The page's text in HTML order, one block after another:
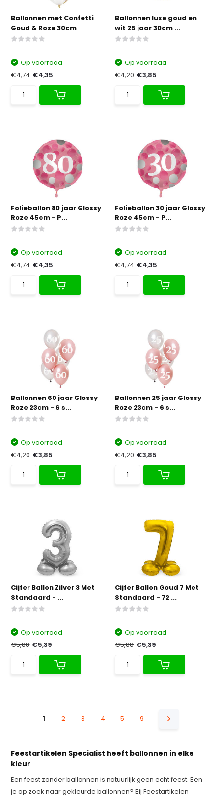
Ballonnen met Confetti
Goud & Roze 30cm
Op voorraad
€4,74 €4,35
Ballonnen luxe goud en
wit 25 jaar 30cm ...
Op voorraad
€4,20 €3,85
Folieballon 80 jaar Glossy
Roze 45cm - P...
Op voorraad
€4,74 €4,35
Folieballon 30 jaar Glossy
Roze 45cm - P...
Op voorraad
€4,74 €4,35
Ballonnen 60 jaar Glossy
Roze 23cm - 6 s...
Op voorraad
€4,20 €3,85
Ballonnen 25 jaar Glossy
Roze 23cm - 6 s...
Op voorraad
€4,20 €3,85
Cijfer Ballon Zilver 3 Met
Standaard - ...
Op voorraad
€5,88 €5,39
Cijfer Ballon Goud 7 Met
Standaard - 72 ...
Op voorraad
€5,88 €5,39
1 2 3 4 5 9
Feestartikelen Specialist heeft ballonnen in elke
kleur
Een feest zonder ballonnen is natuurlijk geen echt feest. Ben
je op zoek naar gekleurde ballonnen? Bij Feestartikelen